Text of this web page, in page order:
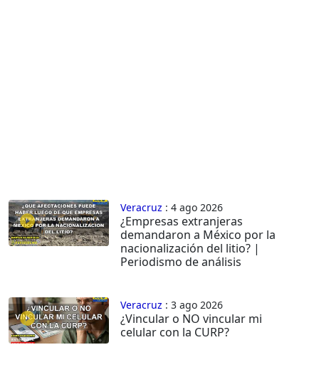
Veracruz : 4 ago 2026
¿Empresas extranjeras
demandaron a México por la
nacionalización del litio? |
Periodismo de análisis
Veracruz : 3 ago 2026
¿Vincular o NO vincular mi
celular con la CURP?